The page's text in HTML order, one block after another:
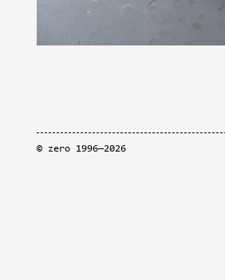
© zero 1996—2026